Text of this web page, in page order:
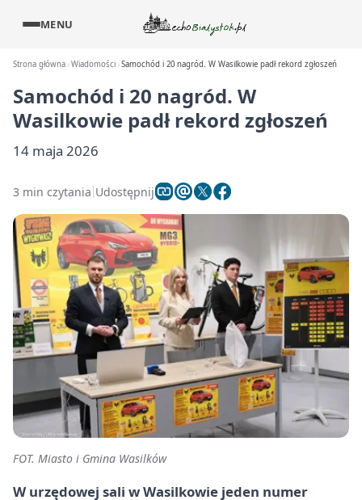
MENU
Strona główna Wiadomości Samochód i 20 nagród. W Wasilkowie padł rekord zgłoszeń
Samochód i 20 nagród. W
Wasilkowie padł rekord zgłoszeń
14 maja 2026
3 min czytania Udostępnij
FOT. Miasto i Gmina Wasilków
W urzędowej sali w Wasilkowie jeden numer